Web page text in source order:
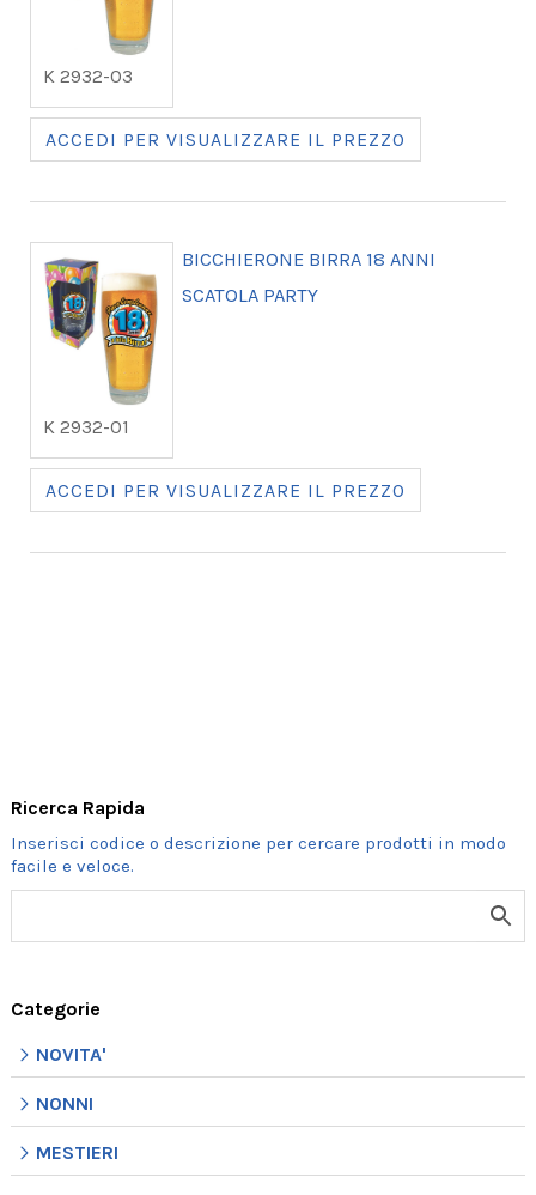
Ricerca Rapida
Categorie
NOVITA'
NONNI
MESTIERI
K 2932-03
ACCEDI PER VISUALIZZARE IL PREZZO
K 2932-01
BICCHIERONE BIRRA 18 ANNI
SCATOLA PARTY
ACCEDI PER VISUALIZZARE IL PREZZO